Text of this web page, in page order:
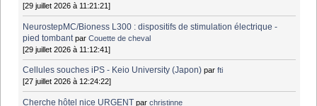
[29 juillet 2026 à 11:21:21]
NeurostepMC/Bioness L300 : dispositifs de stimulation électrique -
pied tombant parCouette de cheval
[29 juillet 2026 à 11:12:41]
Cellules souches iPS - Keio University (Japon) parfti
[27 juillet 2026 à 12:24:22]
Cherche hôtel nice URGENT parchristinne